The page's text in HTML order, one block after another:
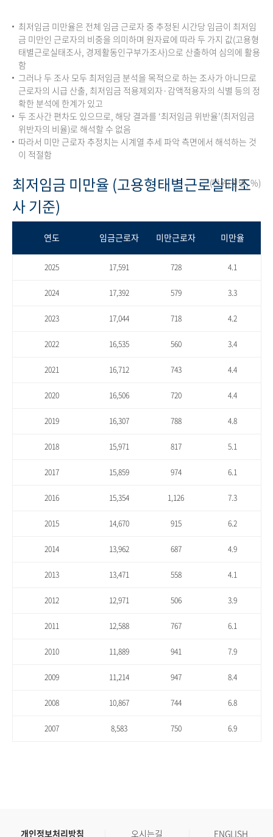
최저임금 미만율은 전체 임금 근로자 중 추정된 시간당 임금이 최저임
금 미만인 근로자의 비중을 의미하며 원자료에 따라 두 가지 값(고용형
태별근로실태조사, 경제활동인구부가조사)으로 산출하여 심의에 활용
함
그러나 두 조사 모두 최저임금 분석을 목적으로 하는 조사가 아니므로
근로자의 시급 산출, 최저임금 적용제외자·감액적용자의 식별 등의 정
확한 분석에 한계가 있고
두 조사간 편차도 있으므로, 해당 결과를 ‘최저임금 위반율’(최저임금
위반자의 비율)로 해석할 수 없음
따라서 미만 근로자 추정치는 시계열 추세 파악 측면에서 해석하는 것
이 적절함
최저임금 미만율 (고용형태별근로실태조
사 기준)
(단위:천명, %)
연도 임금근로자 미만근로자 미만율
2025 17,591 728 4.1
2024 17,392 579 3.3
2023 17,044 718 4.2
2022 16,535 560 3.4
2021 16,712 743 4.4
2020 16,506 720 4.4
2019 16,307 788 4.8
2018 15,971 817 5.1
2017 15,859 974 6.1
2016 15,354 1,126 7.3
2015 14,670 915 6.2
2014 13,962 687 4.9
2013 13,471 558 4.1
2012 12,971 506 3.9
2011 12,588 767 6.1
2010 11,889 941 7.9
2009 11,214 947 8.4
2008 10,867 744 6.8
2007 8,583 750 6.9
개인정보처리방침 오시는길 ENGLISH